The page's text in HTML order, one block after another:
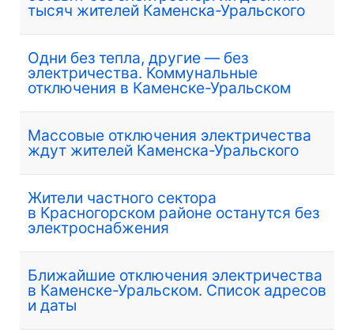
тысяч жителей Каменска-Уральского
Одни без тепла, другие — без
электричества. Коммунальные
отключения в Каменске-Уральском
Массовые отключения электричества
ждут жителей Каменска-Уральского
Жители частного сектора
в Красногорском районе останутся без
электроснабжения
Ближайшие отключения электричества
в Каменске-Уральском. Список адресов
и даты